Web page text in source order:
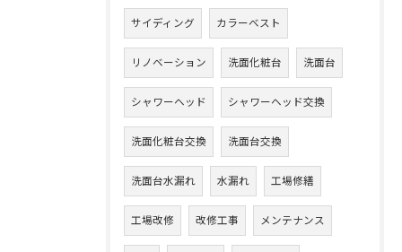
サイディング カラーベスト
リノベーション 洗面化粧台 洗面台
シャワーヘッド シャワーヘッド交換
洗面化粧台交換 洗面台交換
洗面台水漏れ 水漏れ 工場修繕
工場改修 改修工事 メンテナンス